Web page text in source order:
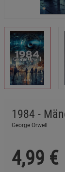
1984 -
George Orwell
4,99 €